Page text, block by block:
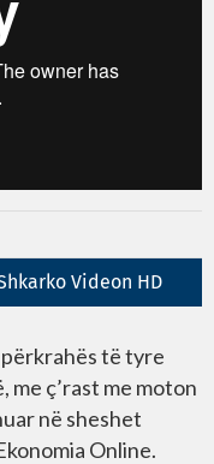
Videon HD
të tyre
me ç’rast me moton
në sheshet
Online.